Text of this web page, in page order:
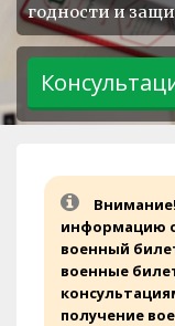
годности и
информацию
военный
военные
получение